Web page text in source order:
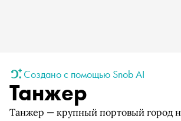
Создано с помощью Snob AI
Танжер
Танжер — крупный портовый город